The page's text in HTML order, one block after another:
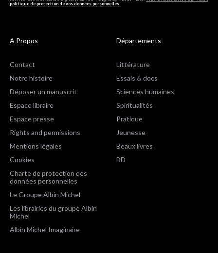
politique de protection de vos données personnelles.
A Propos
Contact
Notre histoire
Déposer un manuscrit
Espace libraire
Espace presse
Rights and permissions
Mentions légales
Cookies
Charte de protection des
données personnelles
Le Groupe Albin Michel
Les librairies du groupe Albin
Michel
Albin Michel Imaginaire
Départements
Littérature
Essais & docs
Sciences humaines
Spiritualités
Pratique
Jeunesse
Beaux livres
BD